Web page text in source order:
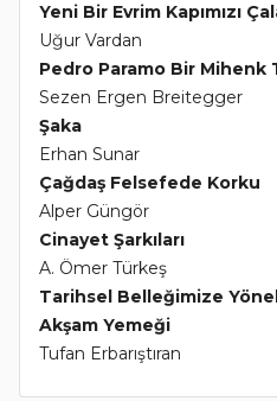
Yeni Bir Evrim Kapımızı
Uğur Vardan
Pedro Paramo Bir Mihenk
Sezen Ergen Breitegger
Şaka
Erhan Sunar
Çağdaş Felsefede Korku
Alper Güngör
Cinayet Şarkıları
A. Ömer Türkeş
Tarihsel Belleğimize
Akşam Yemeği
Tufan Erbarıştıran